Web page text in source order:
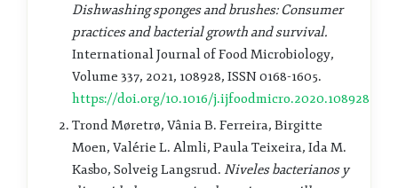
Dishwashing sponges and brushes: Consumer
practices and bacterial growth and survival.
International Journal of Food Microbiology,
Volume 337, 2021, 108928, ISSN 0168-1605.
https://doi.org/10.1016/j.ijfoodmicro.2020.108928
Trond Møretrø, Vânia B. Ferreira, Birgitte
Moen, Valérie L. Almli, Paula Teixeira, Ida M.
Kasbo, Solveig Langsrud. Niveles bacterianos y